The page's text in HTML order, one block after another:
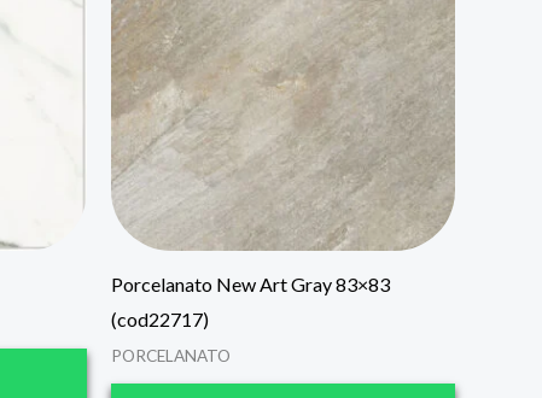
Porcelanato New Art Gray 83×83
(cod22717)
PORCELANATO